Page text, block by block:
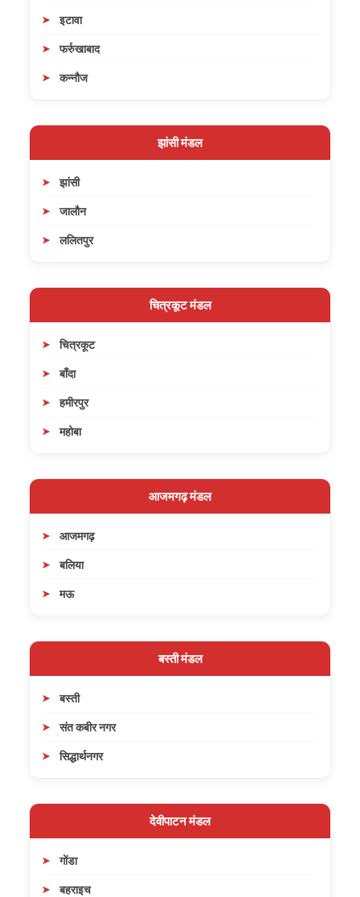
इटावा
फर्रुखाबाद
कन्नौज
झांसी मंडल
झांसी
जालौन
ललितपुर
चित्रकूट मंडल
चित्रकूट
बाँदा
हमीरपुर
महोबा
आजमगढ़ मंडल
आजमगढ़
बलिया
मऊ
बस्ती मंडल
बस्ती
संत कबीर नगर
सिद्धार्थनगर
देवीपाटन मंडल
गोंडा
बहराइच